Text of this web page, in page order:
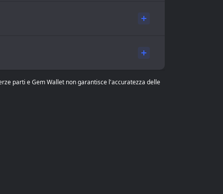
parti e Gem Wallet non garantisce l'accuratezza delle